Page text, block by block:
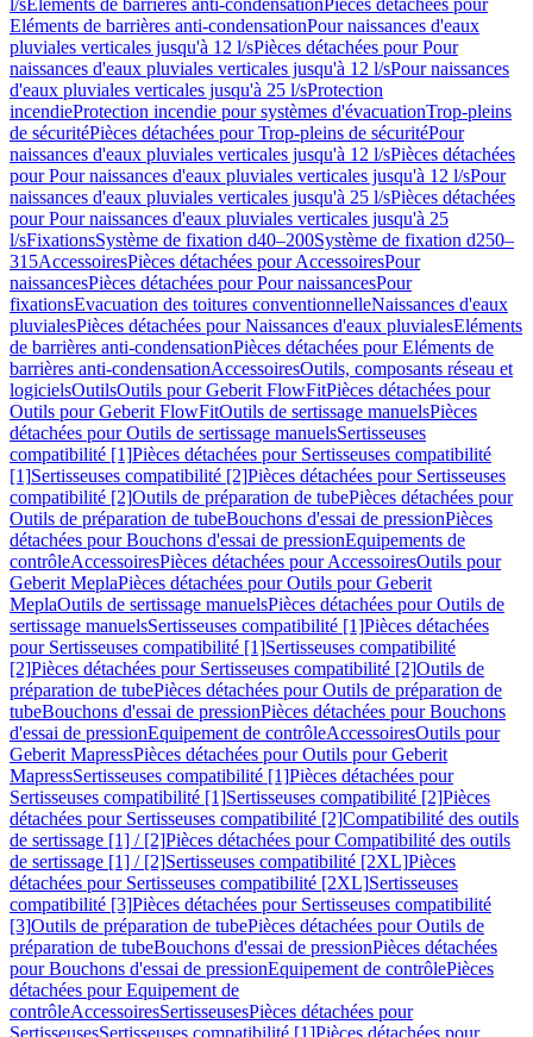
l/sEléments de barrières anti-condensationPièces détachées pour
Eléments de barrières anti-condensationPour naissances d'eaux
pluviales verticales jusqu'à 12 l/sPièces détachées pour Pour
naissances d'eaux pluviales verticales jusqu'à 12 l/sPour naissances
d'eaux pluviales verticales jusqu'à 25 l/sProtection
incendieProtection incendie pour systèmes d'évacuationTrop-pleins
de sécuritéPièces détachées pour Trop-pleins de sécuritéPour
naissances d'eaux pluviales verticales jusqu'à 12 l/sPièces détachées
pour Pour naissances d'eaux pluviales verticales jusqu'à 12 l/sPour
naissances d'eaux pluviales verticales jusqu'à 25 l/sPièces détachées
pour Pour naissances d'eaux pluviales verticales jusqu'à 25
l/sFixationsSystème de fixation d40–200Système de fixation d250–
315AccessoiresPièces détachées pour AccessoiresPour
naissancesPièces détachées pour Pour naissancesPour
fixationsEvacuation des toitures conventionnelleNaissances d'eaux
pluvialesPièces détachées pour Naissances d'eaux pluvialesEléments
de barrières anti-condensationPièces détachées pour Eléments de
barrières anti-condensationAccessoiresOutils, composants réseau et
logicielsOutilsOutils pour Geberit FlowFitPièces détachées pour
Outils pour Geberit FlowFitOutils de sertissage manuelsPièces
détachées pour Outils de sertissage manuelsSertisseuses
compatibilité [1]Pièces détachées pour Sertisseuses compatibilité
[1]Sertisseuses compatibilité [2]Pièces détachées pour Sertisseuses
compatibilité [2]Outils de préparation de tubePièces détachées pour
Outils de préparation de tubeBouchons d'essai de pressionPièces
détachées pour Bouchons d'essai de pressionEquipements de
contrôleAccessoiresPièces détachées pour AccessoiresOutils pour
Geberit MeplaPièces détachées pour Outils pour Geberit
MeplaOutils de sertissage manuelsPièces détachées pour Outils de
sertissage manuelsSertisseuses compatibilité [1]Pièces détachées
pour Sertisseuses compatibilité [1]Sertisseuses compatibilité
[2]Pièces détachées pour Sertisseuses compatibilité [2]Outils de
préparation de tubePièces détachées pour Outils de préparation de
tubeBouchons d'essai de pressionPièces détachées pour Bouchons
d'essai de pressionEquipement de contrôleAccessoiresOutils pour
Geberit MapressPièces détachées pour Outils pour Geberit
MapressSertisseuses compatibilité [1]Pièces détachées pour
Sertisseuses compatibilité [1]Sertisseuses compatibilité [2]Pièces
détachées pour Sertisseuses compatibilité [2]Compatibilité des outils
de sertissage [1] / [2]Pièces détachées pour Compatibilité des outils
de sertissage [1] / [2]Sertisseuses compatibilité [2XL]Pièces
détachées pour Sertisseuses compatibilité [2XL]Sertisseuses
compatibilité [3]Pièces détachées pour Sertisseuses compatibilité
[3]Outils de préparation de tubePièces détachées pour Outils de
préparation de tubeBouchons d'essai de pressionPièces détachées
pour Bouchons d'essai de pressionEquipement de contrôlePièces
détachées pour Equipement de
contrôleAccessoiresSertisseusesPièces détachées pour
SertisseusesSertisseuses compatibilité [1]Pièces détachées pour